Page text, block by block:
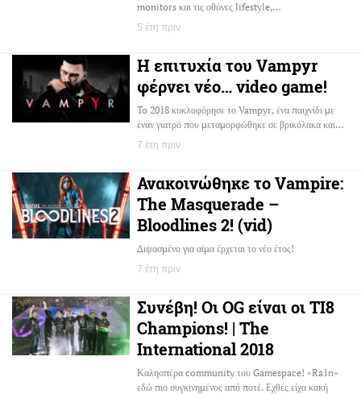
monitors και τις οθόνες lifestyle,…
5 έτη πριν
Η επιτυχία του Vampyr
φέρνει νέο… video game!
To 2018 κυκλοφόρησε το Vampyr, ένα παιχνίδι με
έναν γιατρό που μεταμορφώθηκε σε βρικόλακα και…
7 έτη πριν
Ανακοινώθηκε το Vampire:
The Masquerade –
Bloodlines 2! (vid)
Διψασμένο για αίμα έρχεται το νέο έτος!
7 έτη πριν
Συνέβη! Οι OG είναι οι TI8
Champions! | The
International 2018
Καλησπέρα community του Gamespace! «Ra1n»
εδώ πιο συγκινημένος από ποτέ. Εχθές είχα κακή